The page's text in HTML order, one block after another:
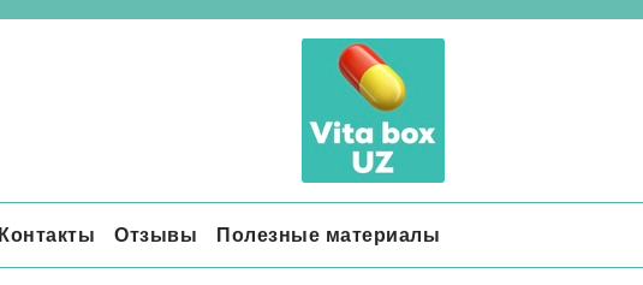
Контакты Отзывы Полезные материалы